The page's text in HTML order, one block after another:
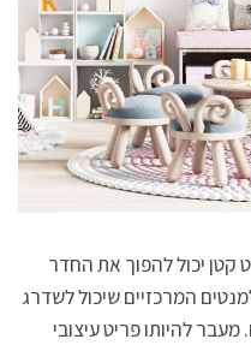
קטן יכול להפוך את החדר
המרכזיים שיכול לשדרג
להיותו פריט עיצובי